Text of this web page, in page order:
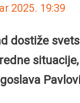
2025. 19:39
dostiže